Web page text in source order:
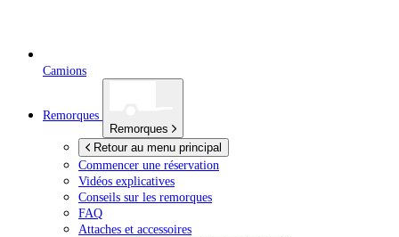
Camions
Remorques
Remorques
Retour au menu principal
Commencer une réservation
Vidéos explicatives
Conseils sur les remorques
FAQ
Attaches et accessoires